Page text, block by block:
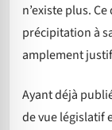
n’existe plus.
précipitation à
amplement
Ayant déjà
de vue législatif